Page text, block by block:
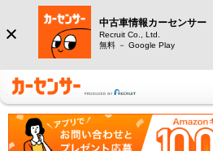
中古車情報カーセンサー
Recruit Co., Ltd.
無料 － Google Play